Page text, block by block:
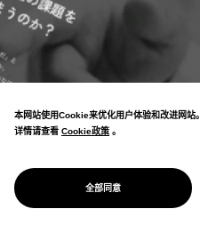
CTI JAPAN &
WAKE UP
本网站使用Cookie来优化用户体验和改进网站。
详情请查看 Cookie政策
Cookie政策 。
全部同意